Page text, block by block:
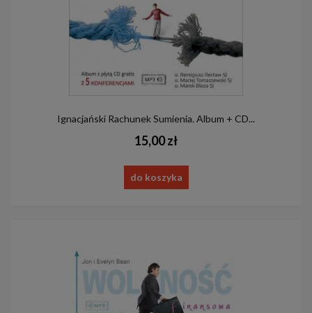
Ignacjański Rachunek Sumienia. Album + CD...
15,00 zł
do koszyka